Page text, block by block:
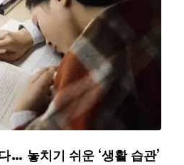
… 놓치기 쉬운 ‘생활 습관’